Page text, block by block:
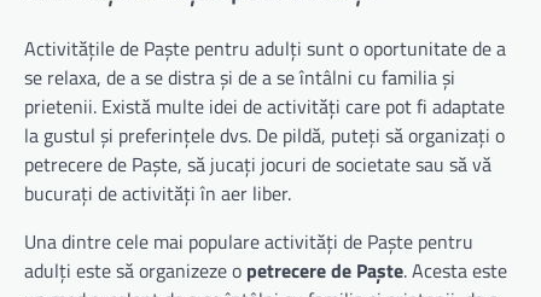
Activitățile de Paște pentru adulți sunt o oportunitate de a
se relaxa, de a se distra și de a se întâlni cu familia și
prietenii. Există multe idei de activități care pot fi adaptate
la gustul și preferințele dvs. De pildă, puteți să organizați o
petrecere de Paște, să jucați jocuri de societate sau să vă
bucurați de activități în aer liber.
Una dintre cele mai populare activități de Paște pentru
adulți este să organizeze o petrecere de Paște. Acesta este